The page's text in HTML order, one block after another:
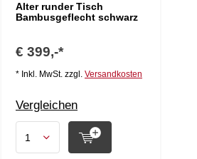
Alter runder Tisch
Bambusgeflecht schwarz
€ 399,-*
* Inkl. MwSt. zzgl. Versandkosten
Vergleichen